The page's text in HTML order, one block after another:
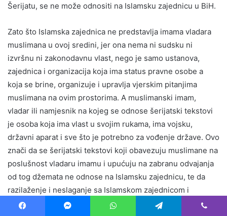
Šerijatu, se ne može odnositi na Islamsku zajednicu u BiH.
Zato što Islamska zajednica ne predstavlja imama vladara
muslimana u ovoj sredini, jer ona nema ni sudsku ni
izvršnu ni zakonodavnu vlast, nego je samo ustanova,
zajednica i organizacija koja ima status pravne osobe a
koja se brine, organizuje i upravlja vjerskim pitanjima
muslimana na ovim prostorima. A muslimanski imam,
vladar ili namjesnik na kojeg se odnose šerijatski tekstovi
je osoba koja ima vlast u svojim rukama, ima vojsku,
državni aparat i sve što je potrebno za vođenje države. Ovo
znači da se šerijatski tekstovi koji obavezuju muslimane na
poslušnost vladaru imamu i upućuju na zabranu odvajanja
od tog džemata ne odnose na Islamsku zajednicu, te da
razilaženje i neslaganje sa Islamskom zajednicom i
odvojeni rad za islam, mimo nje, ne predstavlja zabranjeno